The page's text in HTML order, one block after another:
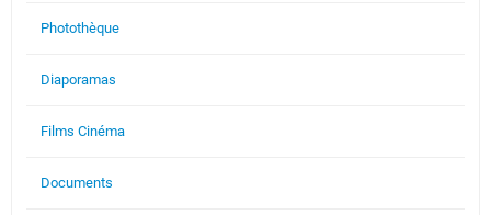
Photothèque
Diaporamas
Films Cinéma
Documents